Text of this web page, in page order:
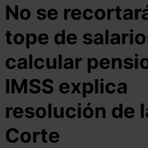
No se
tope de
calcular
IMSS explica
resolución de
Corte